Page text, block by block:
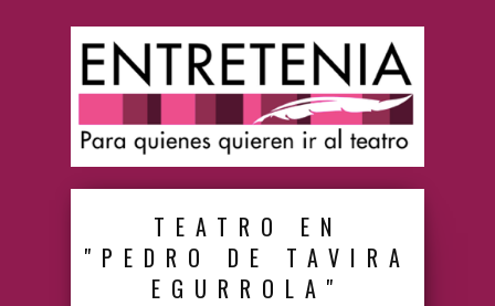
TEATRO EN
"PEDRO DE TAVIRA
EGURROLA"